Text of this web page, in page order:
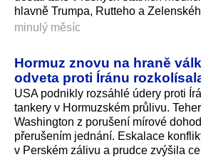
hlavně Trumpa, Rutteho a
minulý měsíc
Hormuz znovu na hraně
odveta proti Íránu
USA podnikly rozsáhlé údery proti
tankery v Hormuzském průlivu.
Washington z porušení mírové
přerušením jednání. Eskalace
v Perském zálivu a prudce zvýšila